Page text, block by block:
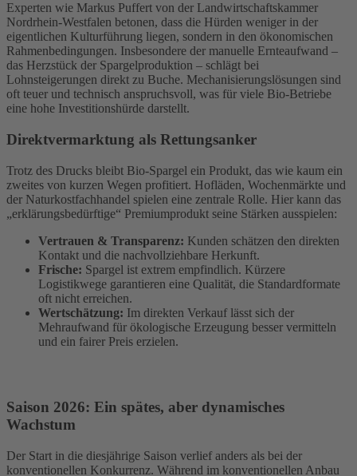
Experten wie Markus Puffert von der Landwirtschaftskammer
Nordrhein-Westfalen betonen, dass die Hürden weniger in der
eigentlichen Kulturführung liegen, sondern in den ökonomischen
Rahmenbedingungen. Insbesondere der manuelle Ernteaufwand –
das Herzstück der Spargelproduktion – schlägt bei
Lohnsteigerungen direkt zu Buche. Mechanisierungslösungen sind
oft teuer und technisch anspruchsvoll, was für viele Bio-Betriebe
eine hohe Investitionshürde darstellt.
Direktvermarktung als Rettungsanker
Trotz des Drucks bleibt Bio-Spargel ein Produkt, das wie kaum ein
zweites von kurzen Wegen profitiert. Hofläden, Wochenmärkte und
der Naturkostfachhandel spielen eine zentrale Rolle. Hier kann das
„erklärungsbedürftige“ Premiumprodukt seine Stärken ausspielen:
Vertrauen & Transparenz: Kunden schätzen den direkten
Kontakt und die nachvollziehbare Herkunft.
Frische: Spargel ist extrem empfindlich. Kürzere
Logistikwege garantieren eine Qualität, die Standardformate
oft nicht erreichen.
Wertschätzung: Im direkten Verkauf lässt sich der
Mehraufwand für ökologische Erzeugung besser vermitteln
und ein fairer Preis erzielen.
Saison 2026: Ein spätes, aber dynamisches
Wachstum
Der Start in die diesjährige Saison verlief anders als bei der
konventionellen Konkurrenz. Während im konventionellen Anbau